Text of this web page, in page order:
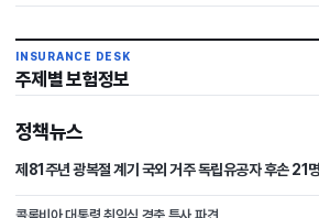
INSURANCE DESK
주제별 보험정보
정책뉴스
제81주년 광복절 계기 국외 거주 독립유공자 후손 21